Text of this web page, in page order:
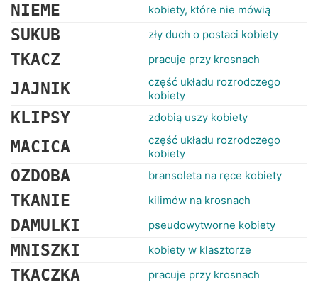
NIEME kobiety, które nie mówią
SUKUB zły duch o postaci kobiety
TKACZ pracuje przy krosnach
JAJNIK
część układu rozrodczego
kobiety
KLIPSY zdobią uszy kobiety
MACICA
część układu rozrodczego
kobiety
OZDOBA bransoleta na ręce kobiety
TKANIE kilimów na krosnach
DAMULKI pseudowytworne kobiety
MNISZKI kobiety w klasztorze
TKACZKA pracuje przy krosnach